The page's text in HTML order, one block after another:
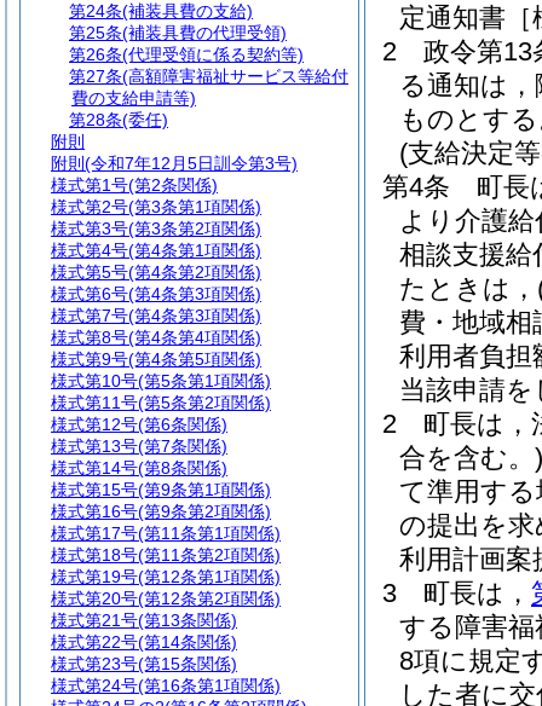
定通知書
2
政令第
る通知は
ものとす
(支給決定
第4条
町長
より介護
相談支援
たときは，
費・地域相
利用者負担
当該申請
2
町長は，
合を含む。)
て準用す
の提出を
利用計画案
3
町長は，
する障害
8項に規定
した者に
第24条(補装具費の支給)
第25条(補装具費の代理受領)
第26条(代理受領に係る契約等)
第27条(高額障害福祉サービス等給付
費の支給申請等)
第28条(委任)
附則
附則 (令和7年12月5日訓令第3号)
様式第1号(第2条関係)
様式第2号(第3条第1項関係)
様式第3号(第3条第2項関係)
様式第4号(第4条第1項関係)
様式第5号(第4条第2項関係)
様式第6号(第4条第3項関係)
様式第7号(第4条第3項関係)
様式第8号(第4条第4項関係)
様式第9号(第4条第5項関係)
様式第10号(第5条第1項関係)
様式第11号(第5条第2項関係)
様式第12号(第6条関係)
様式第13号(第7条関係)
様式第14号(第8条関係)
様式第15号(第9条第1項関係)
様式第16号(第9条第2項関係)
様式第17号(第11条第1項関係)
様式第18号(第11条第2項関係)
様式第19号(第12条第1項関係)
様式第20号(第12条第2項関係)
様式第21号(第13条関係)
様式第22号(第14条関係)
様式第23号(第15条関係)
様式第24号(第16条第1項関係)